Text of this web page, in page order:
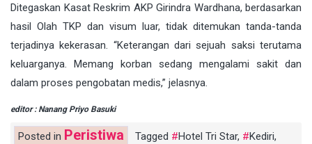
Ditegaskan Kasat Reskrim AKP Girindra Wardhana, berdasarkan
hasil Olah TKP dan visum luar, tidak ditemukan tanda-tanda
terjadinya kekerasan. “Keterangan dari sejuah saksi terutama
keluarganya. Memang korban sedang mengalami sakit dan
dalam proses pengobatan medis,” jelasnya.
editor : Nanang Priyo Basuki
Posted in Peristiwa Tagged Hotel Tri Star, Kediri,